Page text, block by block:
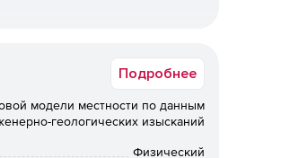
в качестве
Подробнее
модели местности по данным
геологических изысканий
Физический